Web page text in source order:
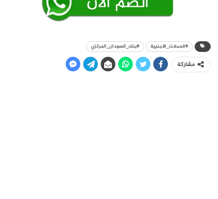
#العملات_الاجنبية #بنك_السودان_المركزي
مشاركة